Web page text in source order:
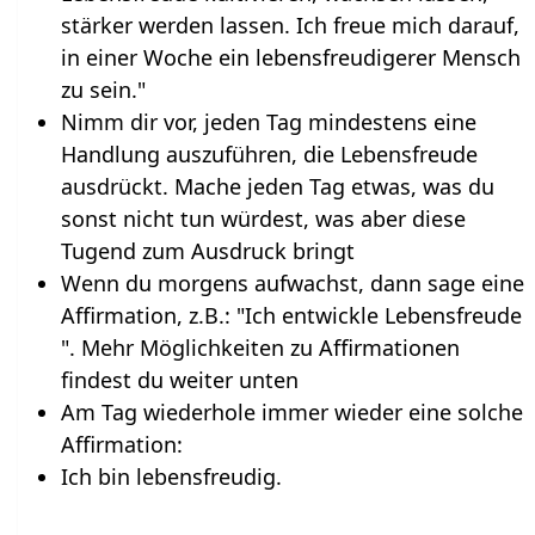
stärker werden lassen. Ich freue mich darauf,
in einer Woche ein lebensfreudigerer Mensch
zu sein."
Nimm dir vor, jeden Tag mindestens eine
Handlung auszuführen, die Lebensfreude
ausdrückt. Mache jeden Tag etwas, was du
sonst nicht tun würdest, was aber diese
Tugend zum Ausdruck bringt
Wenn du morgens aufwachst, dann sage eine
Affirmation, z.B.: "Ich entwickle Lebensfreude
". Mehr Möglichkeiten zu Affirmationen
findest du weiter unten
Am Tag wiederhole immer wieder eine solche
Affirmation:
Ich bin lebensfreudig.